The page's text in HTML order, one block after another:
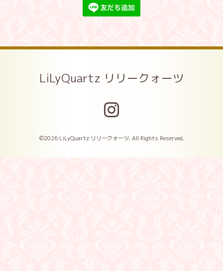
LiLyQuartz リリークォーツ
©2026 LiLyQuartz リリークォーツ. All Rights Reserved.